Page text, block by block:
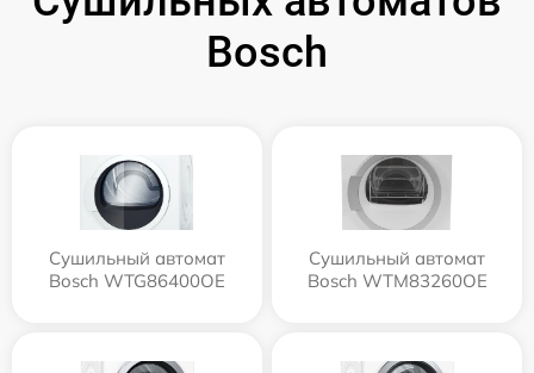
Bosch
Сушильный автомат
Bosch WTG86400OE
Сушильный автомат
Bosch WTM83260OE